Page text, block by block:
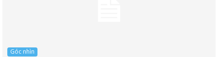
Góc nhìn